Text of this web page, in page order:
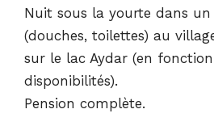
Nuit sous la yourte dans
(douches, toilettes) au
sur le lac Aydar (en
disponibilités).
Pension complète.